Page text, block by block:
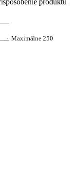
produktu
Maximálne 250